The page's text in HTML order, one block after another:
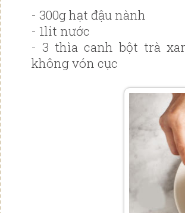
- 300g hạt đậu nành
- 1lit nước
- 3 thìa canh bột trà
không vón cục